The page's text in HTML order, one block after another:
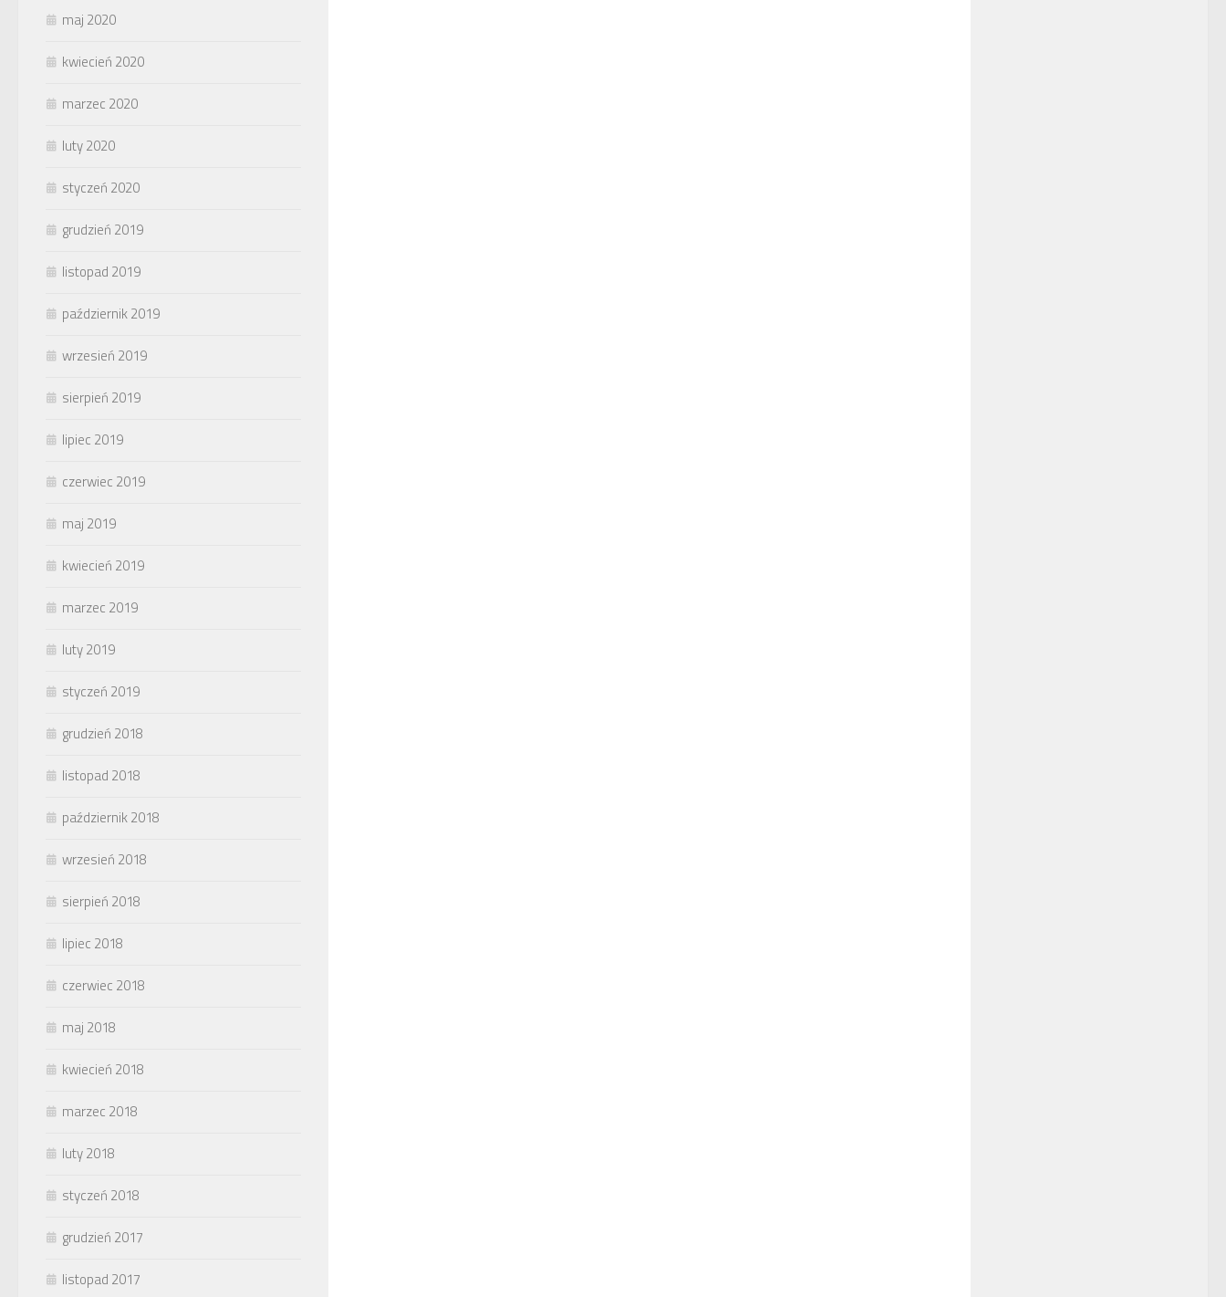
maj 2020
kwiecień 2020
marzec 2020
luty 2020
styczeń 2020
grudzień 2019
listopad 2019
październik 2019
wrzesień 2019
sierpień 2019
lipiec 2019
czerwiec 2019
maj 2019
kwiecień 2019
marzec 2019
luty 2019
styczeń 2019
grudzień 2018
listopad 2018
październik 2018
wrzesień 2018
sierpień 2018
lipiec 2018
czerwiec 2018
maj 2018
kwiecień 2018
marzec 2018
luty 2018
styczeń 2018
grudzień 2017
listopad 2017